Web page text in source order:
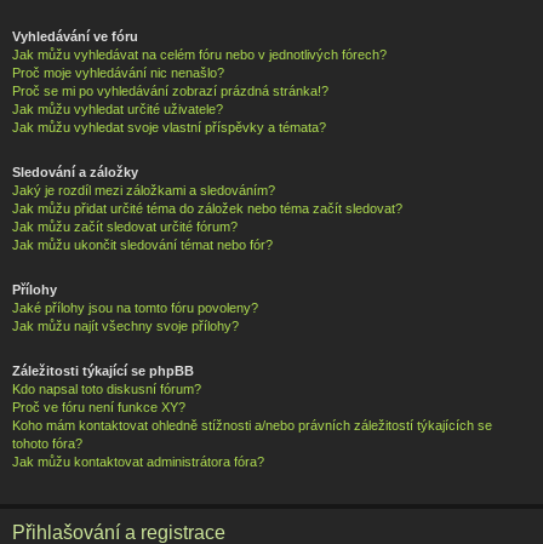
Vyhledávání ve fóru
Jak můžu vyhledávat na celém fóru nebo v jednotlivých fórech?
Proč moje vyhledávání nic nenašlo?
Proč se mi po vyhledávání zobrazí prázdná stránka!?
Jak můžu vyhledat určité uživatele?
Jak můžu vyhledat svoje vlastní příspěvky a témata?
Sledování a záložky
Jaký je rozdíl mezi záložkami a sledováním?
Jak můžu přidat určité téma do záložek nebo téma začít sledovat?
Jak můžu začít sledovat určité fórum?
Jak můžu ukončit sledování témat nebo fór?
Přílohy
Jaké přílohy jsou na tomto fóru povoleny?
Jak můžu najít všechny svoje přílohy?
Záležitosti týkající se phpBB
Kdo napsal toto diskusní fórum?
Proč ve fóru není funkce XY?
Koho mám kontaktovat ohledně stížnosti a/nebo právních záležitostí týkajících se
tohoto fóra?
Jak můžu kontaktovat administrátora fóra?
Přihlašování a registrace